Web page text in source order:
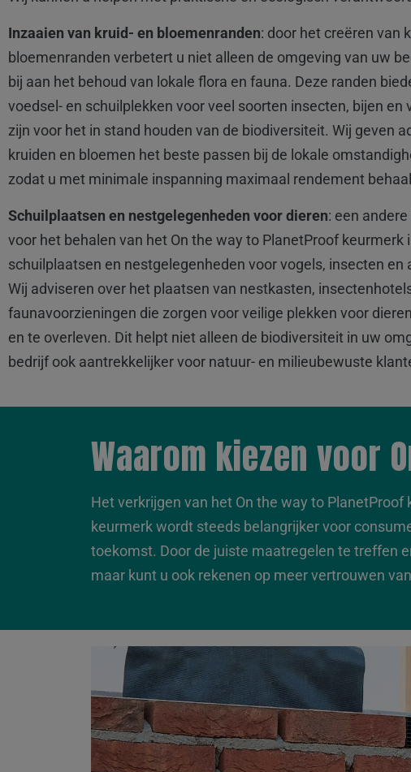
Inzaaien van kruid- en bloemenranden: door het creëren van
bloemenranden verbetert u niet alleen de omgeving van uw
bij aan het behoud van lokale flora en fauna. Deze randen
voedsel- en schuilplekken voor veel soorten insecten, bijen en
zijn voor het in stand houden van de biodiversiteit. Wij geven
kruiden en bloemen het beste passen bij de lokale
zodat u met minimale inspanning maximaal rendement
Schuilplaatsen en nestgelegenheden voor dieren: een
voor het behalen van het On the way to PlanetProof keurmerk
schuilplaatsen en nestgelegenheden voor vogels, insecten en
Wij adviseren over het plaatsen van nestkasten,
faunavoorzieningen die zorgen voor veilige plekken voor
en te overleven. Dit helpt niet alleen de biodiversiteit in uw
bedrijf ook aantrekkelijker voor natuur- en milieubewuste
Waarom kiezen voor
Het verkrijgen van het On the way to
keurmerk wordt steeds belangrijker voor
toekomst. Door de juiste maatregelen te treffen
maar kunt u ook rekenen op meer vertrouwen